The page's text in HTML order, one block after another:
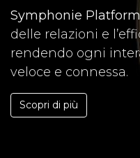
Symphonie Platform
delle relazioni e
rendendo ogni
veloce e connessa.
Scopri di più